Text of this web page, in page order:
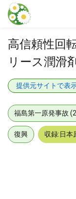
本文に飛ぶ
高信頼性回
リース潤滑
提供元サイトで表
福島第一原発事故
復興 収録:日本